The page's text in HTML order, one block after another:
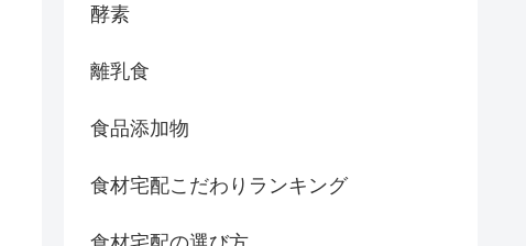
酵素
離乳食
食品添加物
食材宅配こだわりランキング